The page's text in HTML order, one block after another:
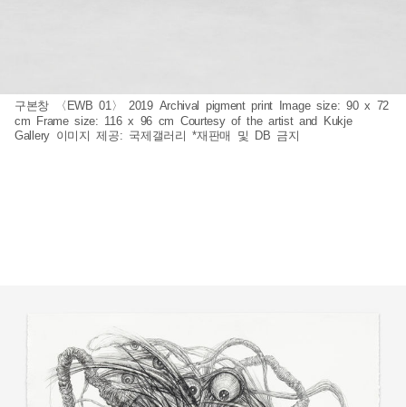
구본창 〈EWB 01〉 2019 Archival pigment print Image size: 90 x 72
cm Frame size: 116 x 96 cm Courtesy of the artist and Kukje
Gallery 이미지 제공: 국제갤러리 *재판매 및 DB 금지